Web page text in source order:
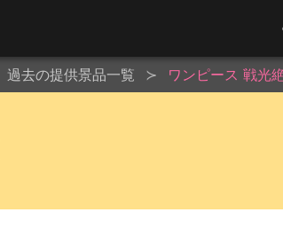
過去の提供景品一覧 ワンピース 戦光